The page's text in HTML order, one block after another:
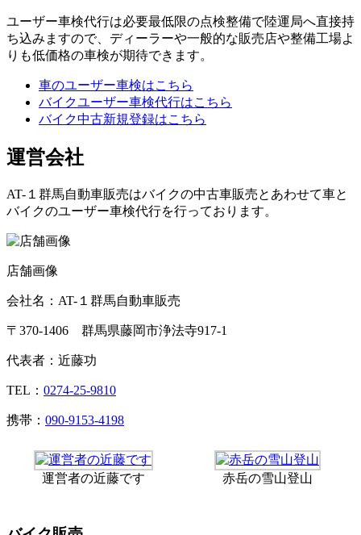
ユーザー車検代行は必要最低限の点検整備で陸運局へ直接持
ち込みますので、ディーラーや一般的な販売店や整備工場よ
りも低価格の車検が期待できます。
車のユーザー車検はこちら
バイクユーザー車検代行はこちら
バイク中古新規登録はこちら
運営会社
AT-１群馬自動車販売はバイクの中古車販売とあわせて車と
バイクのユーザー車検代行を行っております。
店舗画像
会社名：AT-１群馬自動車販売
〒370-1406 群馬県藤岡市浄法寺917-1
代表者：近藤功
TEL： 0274-25-9810
携帯： 090-9153-4198
運営者の近藤です 赤岳の雪山登山